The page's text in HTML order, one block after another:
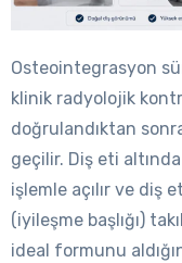
Osteointegrasyon
klinik radyolojik
doğrulandıktan
geçilir. Diş eti
işlemle açılır ve diş
(iyileşme başlığı)
ideal formunu